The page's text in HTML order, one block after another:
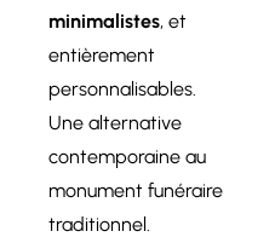
minimalistes, et
entièrement
personnalisables.
Une alternative
contemporaine au
monument funéraire
traditionnel.